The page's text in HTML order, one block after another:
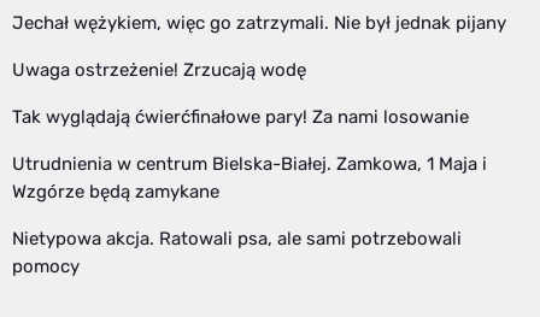
Jechał wężykiem, więc go zatrzymali. Nie był jednak pijany
Uwaga ostrzeżenie! Zrzucają wodę
Tak wyglądają ćwierćfinałowe pary! Za nami losowanie
Utrudnienia w centrum Bielska-Białej. Zamkowa, 1 Maja i
Wzgórze będą zamykane
Nietypowa akcja. Ratowali psa, ale sami potrzebowali
pomocy